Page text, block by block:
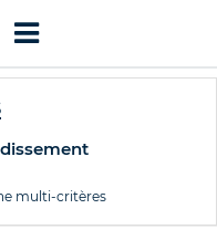
multi-critères